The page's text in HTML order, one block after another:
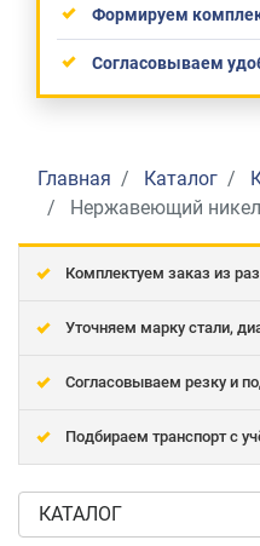
Формируем
Согласовываем
Главная Каталог
Нержавеющий
Комплектуем заказ из
Уточняем марку стали,
Согласовываем резку и
Подбираем транспорт с
КАТАЛОГ